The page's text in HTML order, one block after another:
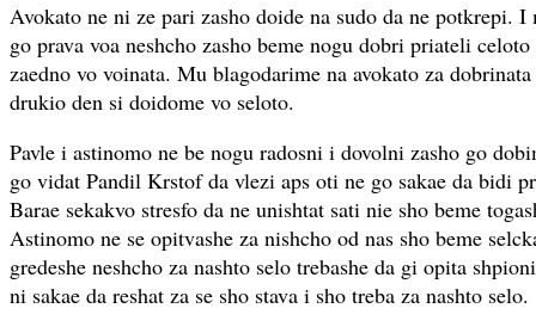
Avokato ne ni ze pari zasho doide na sudo da ne potkrepi. I
go prava voa neshcho zasho beme nogu dobri priateli
zaedno vo voinata. Mu blagodarime na avokato za
drukio den si doidome vo seloto.
Pavle i astinomo ne be nogu radosni i dovolni zasho go
go vidat Pandil Krstof da vlezi aps oti ne go sakae da bidi
Barae sekakvo stresfo da ne unishtat sati nie sho beme
Astinomo ne se opitvashe za nishcho od nas sho beme
gredeshe neshcho za nashto selo trebashe da gi opita
ni sakae da reshat za se sho stava i sho treba za nashto selo.